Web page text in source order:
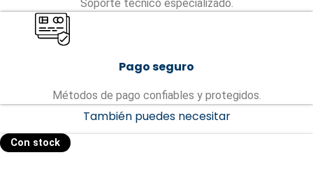
Soporte técnico especializado.
Pago seguro
Métodos de pago confiables y protegidos.
También puedes necesitar
Con stock